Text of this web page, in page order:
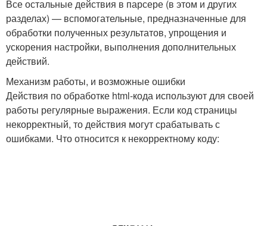
Все остальные действия в парсере (в этом и других
разделах) — вспомогательные, предназначенные для
обработки полученных результатов, упрощения и
ускорения настройки, выполнения дополнительных
действий.
Механизм работы, и возможные ошибки
Действия по обработке html-кода используют для своей
работы регулярные выражения. Если код страницы
некорректный, то действия могут срабатывать с
ошибками. Что относится к некорректному коду: